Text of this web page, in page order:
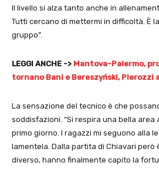
Il livello si alza tanto anche in
Tutti cercano di mettermi in difficoltà. È
gruppo”.
LEGGI ANCHE -> Mantova-Palermo,
tornano Bani e Bereszyński, Pierozzi
La sensazione del tecnico è che
soddisfazioni. “Si respira una bella area
primo giorno. I ragazzi mi seguono alla
lamentela. Dalla partita di Chiavari però
diverso, hanno finalmente capito la